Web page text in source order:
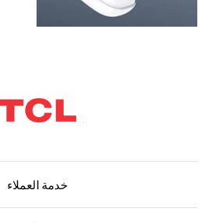
خدمة العملاء